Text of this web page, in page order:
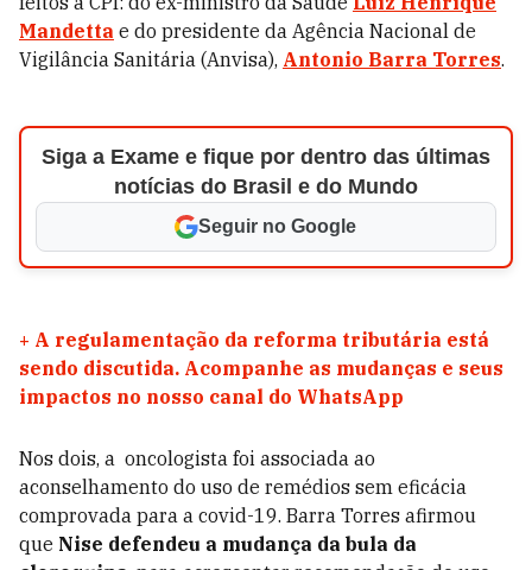
Mandetta e do presidente da Agência Nacional de
Vigilância Sanitária (Anvisa), Antonio Barra Torres.
Siga a Exame e fique por dentro das últimas
notícias do Brasil e do Mundo
Seguir no Google
+ A regulamentação da reforma tributária está
sendo discutida. Acompanhe as mudanças e seus
impactos no nosso canal do WhatsApp
Nos dois, a oncologista foi associada ao
aconselhamento do uso de remédios sem eficácia
comprovada para a covid-19. Barra Torres afirmou
que Nise defendeu a mudança da bula da